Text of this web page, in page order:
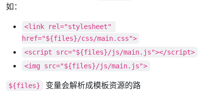
如：
<link rel="stylesheet"
href="${files}/css/main.css">
<script src="${files}/js/main.js"></script>
<img src="${files}/js/main.js">
${files}
变量会解析成模板资源的路